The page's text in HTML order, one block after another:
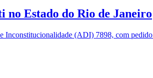
no Estado do Rio de Janeiro
(ADI) 7898, com pedido